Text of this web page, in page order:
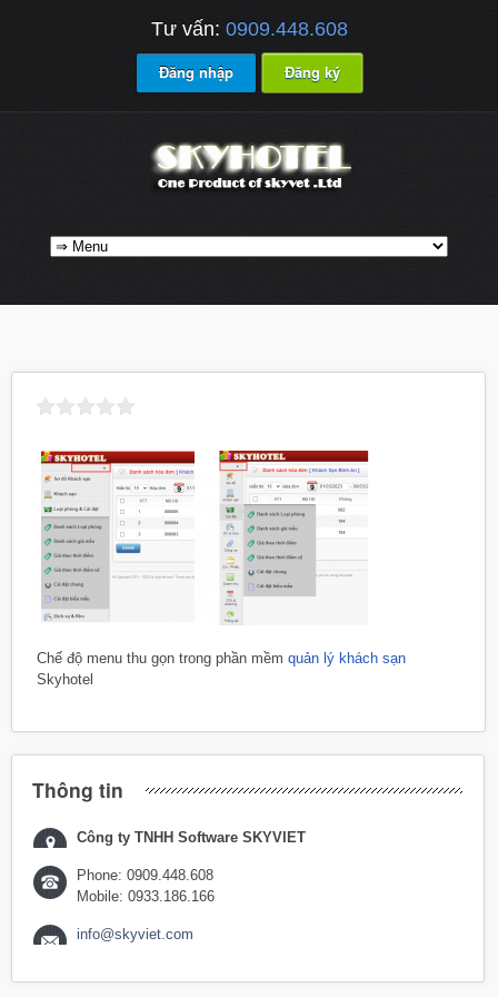
Tư vấn: 0909.448.608
Đăng nhập Đăng ký
Chế độ menu thu gọn trong phần mềm quản lý khách sạn
Skyhotel
Thông tin
Công ty TNHH Software SKYVIET
Phone: 0909.448.608
Mobile: 0933.186.166
info@skyviet.com